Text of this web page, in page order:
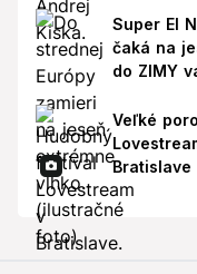
Super El
čaká na
do ZIMY
Veľké
Bratislave